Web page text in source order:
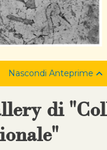
Nascondi Anteprime
di